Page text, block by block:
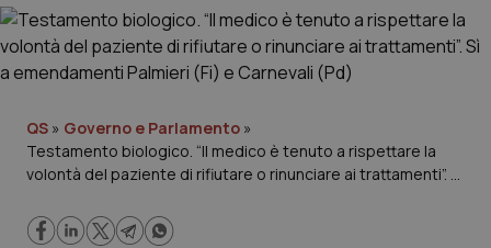
Cronache
Governo e Parlamento
Regioni e Asl
Lavoro e Professioni
QS » Governo e Parlamento »
Testamento biologico. “Il medico è tenuto a rispettare la
volontà del paziente di rifiutare o rinunciare ai trattamenti”. Sì